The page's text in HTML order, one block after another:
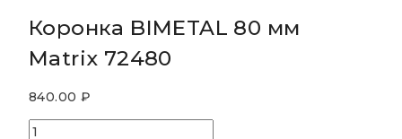
Коронка BIMETAL 80 мм
Matrix 72480
840.00 ₽
Количество